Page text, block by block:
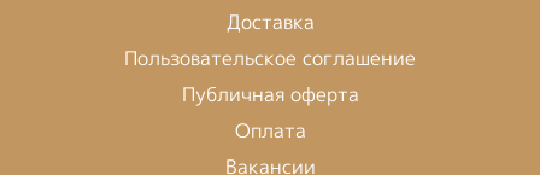
Доставка
Пользовательское соглашение
Публичная оферта
Оплата
Вакансии